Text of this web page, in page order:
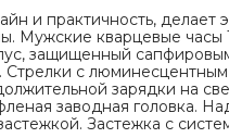
и практичность, делает
Мужские кварцевые часы
защищенный
с
зарядки на
заводная головка.
Застежка с